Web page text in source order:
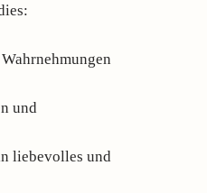
und
liebevolles und